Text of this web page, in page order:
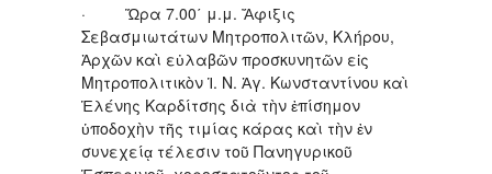
· Ὥρα 7.00΄ μ.μ. Ἄφιξις
Σεβασμιωτάτων Μητροπολιτῶν, Κλήρου,
Ἀρχῶν καὶ εὐλαβῶν προσκυνητῶν εἰς
Μητροπολιτικὸν Ἱ. Ν. Ἁγ. Κωνσταντίνου καὶ
Ἑλένης Καρδίτσης διὰ τὴν ἐπίσημον
ὑποδοχὴν τῆς τιμίας κάρας καὶ τὴν ἐν
συνεχείᾳ τέλεσιν τοῦ Πανηγυρικοῦ